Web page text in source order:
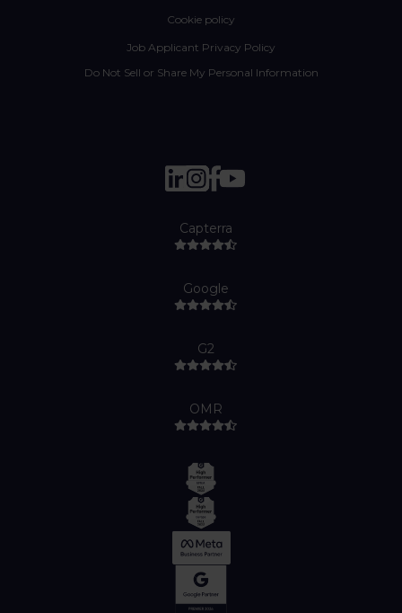
Cookie policy
Job Applicant Privacy Policy
Do Not Sell or Share My Personal Information
Capterra
Google
G2
OMR